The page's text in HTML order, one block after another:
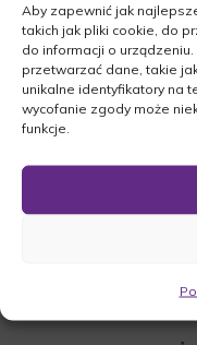
Aby zapewnić jak
takich jak pliki cookie, do
do informacji o
przetwarzać dane, takie
unikalne identyfikatory na
wycofanie zgody może
funkcje.
się przy